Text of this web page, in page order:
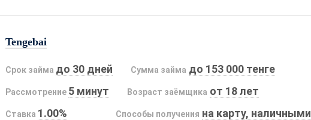
Tengebai
Срок займа до 30 дней Сумма займа до 153 000 тенге
Рассмотрение 5 минут Возраст заёмщика от 18 лет
Ставка 1.00% Способы получения на карту, наличными